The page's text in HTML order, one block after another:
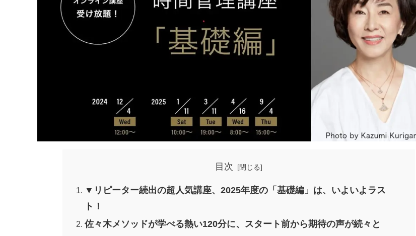
目次
▼リピーター続出の超人気講座、2025年度の「基礎編」は、いよいよラス
ト！
佐々木メソッドが学べる熱い120分に、スタート前から期待の声が続々と